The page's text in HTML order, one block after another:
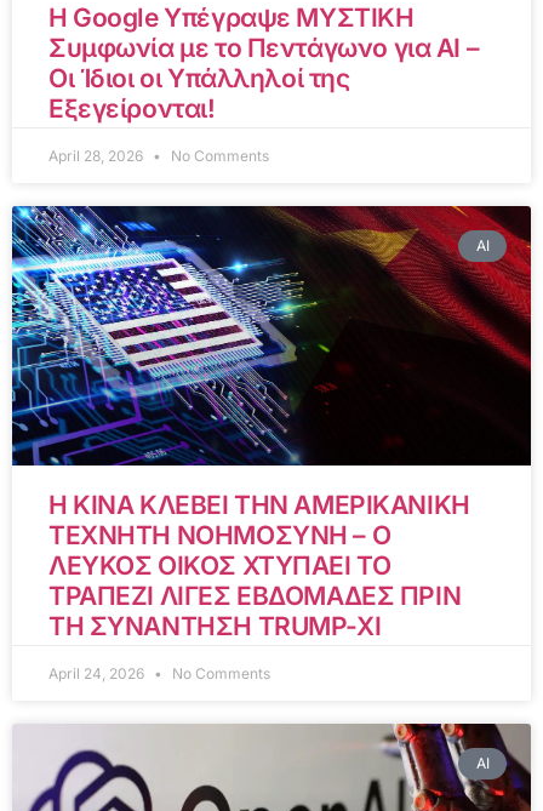
Η Google Υπέγραψε ΜΥΣΤΙΚΗ
Συμφωνία με το Πεντάγωνο για AI –
Οι Ίδιοι οι Υπάλληλοί της
Εξεγείρονται!
April 28, 2026 No Comments
AI
Η ΚΙΝΑ ΚΛΕΒΕΙ ΤΗΝ ΑΜΕΡΙΚΑΝΙΚΗ
ΤΕΧΝΗΤΗ ΝΟΗΜΟΣΥΝΗ – Ο
ΛΕΥΚΟΣ ΟΙΚΟΣ ΧΤΥΠΑΕΙ ΤΟ
ΤΡΑΠΕΖΙ ΛΙΓΕΣ ΕΒΔΟΜΑΔΕΣ ΠΡΙΝ
ΤΗ ΣΥΝΑΝΤΗΣΗ TRUMP-XI
April 24, 2026 No Comments
AI